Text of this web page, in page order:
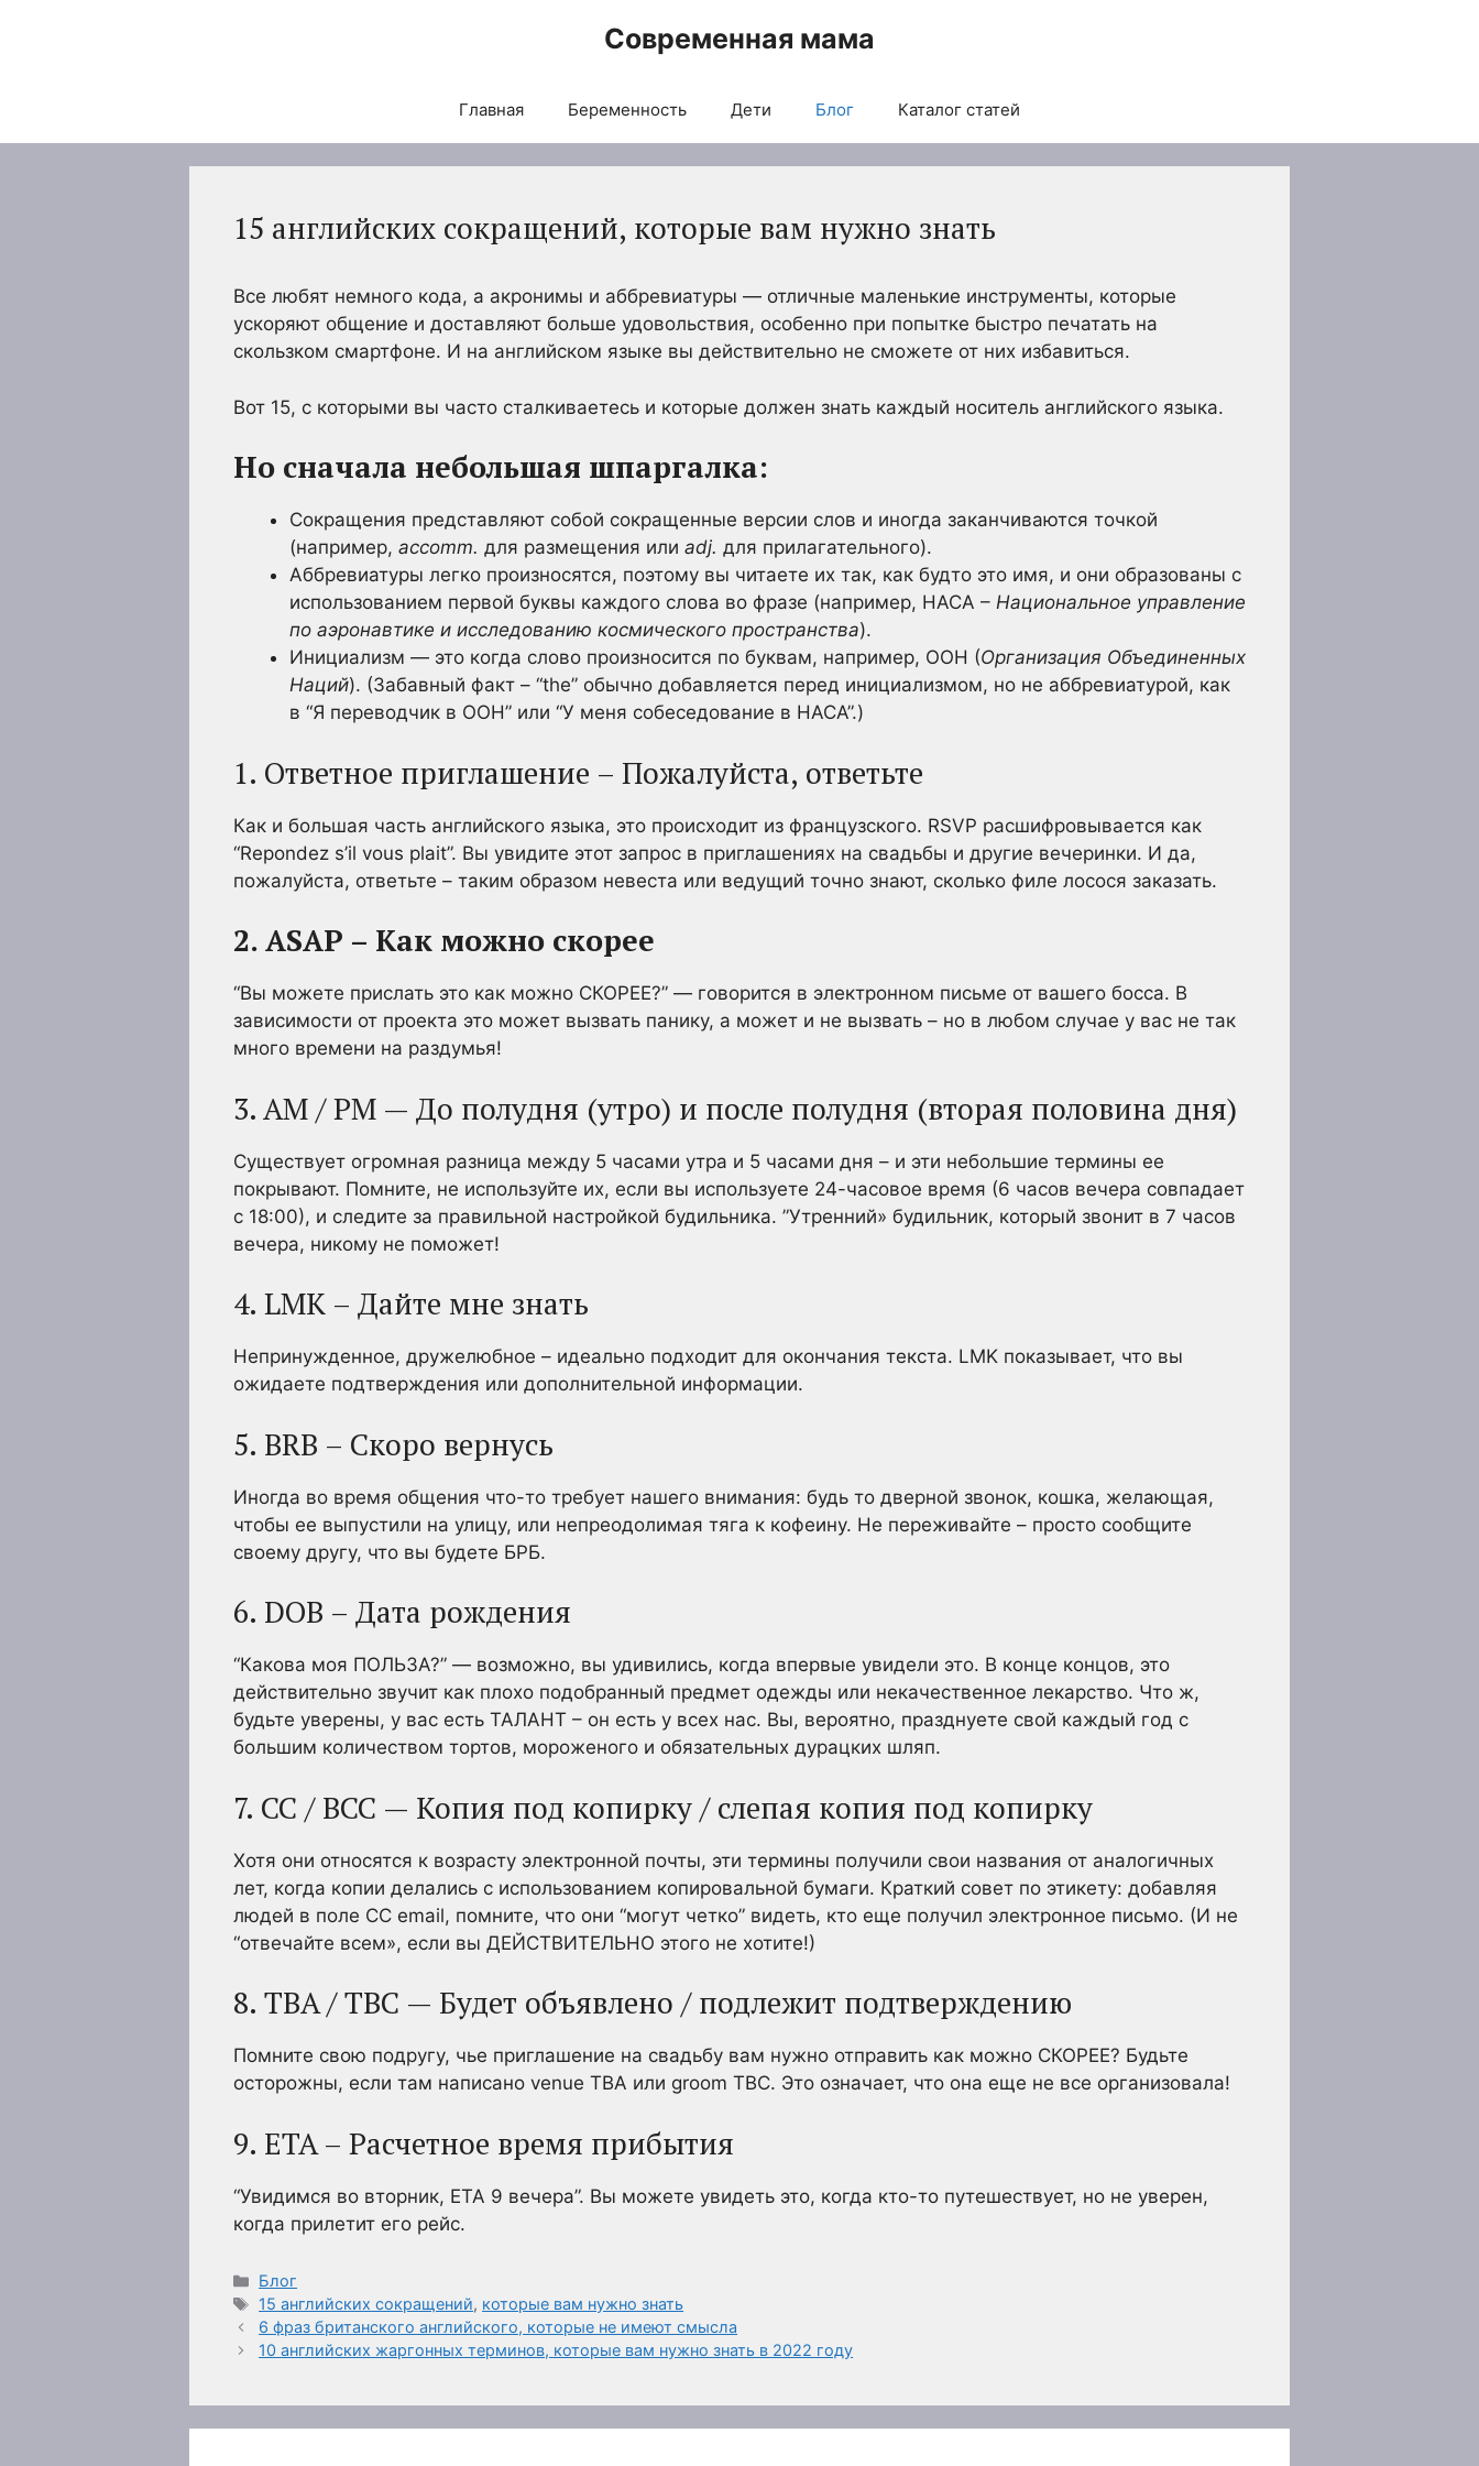
Современная мама
Главная Беременность Дети Блог Каталог статей
15 английских сокращений, которые вам нужно знать
Все любят немного кода, а акронимы и аббревиатуры — отличные маленькие инструменты, которые
ускоряют общение и доставляют больше удовольствия, особенно при попытке быстро печатать на
скользком смартфоне. И на английском языке вы действительно не сможете от них избавиться.
Вот 15, с которыми вы часто сталкиваетесь и которые должен знать каждый носитель английского языка.
Но сначала небольшая шпаргалка:
Сокращения представляют собой сокращенные версии слов и иногда заканчиваются точкой
(например, accomm. для размещения или adj. для прилагательного).
Аббревиатуры легко произносятся, поэтому вы читаете их так, как будто это имя, и они образованы с
использованием первой буквы каждого слова во фразе (например, НАСА – Национальное управление
по аэронавтике и исследованию космического пространства).
Инициализм — это когда слово произносится по буквам, например, ООН (Организация Объединенных
Наций). (Забавный факт – “the” обычно добавляется перед инициализмом, но не аббревиатурой, как
в “Я переводчик в ООН” или “У меня собеседование в НАСА”.)
1. Ответное приглашение – Пожалуйста, ответьте
Как и большая часть английского языка, это происходит из французского. RSVP расшифровывается как
“Repondez s’il vous plait”. Вы увидите этот запрос в приглашениях на свадьбы и другие вечеринки. И да,
пожалуйста, ответьте – таким образом невеста или ведущий точно знают, сколько филе лосося заказать.
2. ASAP – Как можно скорее
“Вы можете прислать это как можно СКОРЕЕ?” — говорится в электронном письме от вашего босса. В
зависимости от проекта это может вызвать панику, а может и не вызвать – но в любом случае у вас не так
много времени на раздумья!
3. AM / PM — До полудня (утро) и после полудня (вторая половина дня)
Существует огромная разница между 5 часами утра и 5 часами дня – и эти небольшие термины ее
покрывают. Помните, не используйте их, если вы используете 24-часовое время (6 часов вечера совпадает
с 18:00), и следите за правильной настройкой будильника. ”Утренний» будильник, который звонит в 7 часов
вечера, никому не поможет!
4. LMK – Дайте мне знать
Непринужденное, дружелюбное – идеально подходит для окончания текста. LMK показывает, что вы
ожидаете подтверждения или дополнительной информации.
5. BRB – Скоро вернусь
Иногда во время общения что-то требует нашего внимания: будь то дверной звонок, кошка, желающая,
чтобы ее выпустили на улицу, или непреодолимая тяга к кофеину. Не переживайте – просто сообщите
своему другу, что вы будете БРБ.
6. DOB – Дата рождения
“Какова моя ПОЛЬЗА?” — возможно, вы удивились, когда впервые увидели это. В конце концов, это
действительно звучит как плохо подобранный предмет одежды или некачественное лекарство. Что ж,
будьте уверены, у вас есть ТАЛАНТ – он есть у всех нас. Вы, вероятно, празднуете свой каждый год с
большим количеством тортов, мороженого и обязательных дурацких шляп.
7. CC / BCC — Копия под копирку / слепая копия под копирку
Хотя они относятся к возрасту электронной почты, эти термины получили свои названия от аналогичных
лет, когда копии делались с использованием копировальной бумаги. Краткий совет по этикету: добавляя
людей в поле CC email, помните, что они “могут четко” видеть, кто еще получил электронное письмо. (И не
“отвечайте всем», если вы ДЕЙСТВИТЕЛЬНО этого не хотите!)
8. TBA / TBC — Будет объявлено / подлежит подтверждению
Помните свою подругу, чье приглашение на свадьбу вам нужно отправить как можно СКОРЕЕ? Будьте
осторожны, если там написано venue TBA или groom TBC. Это означает, что она еще не все организовала!
9. ETA – Расчетное время прибытия
“Увидимся во вторник, ETA 9 вечера”. Вы можете увидеть это, когда кто-то путешествует, но не уверен,
когда прилетит его рейс.
Рубрики
Блог
Метки
15 английских сокращений, которые вам нужно знать
6 фраз британского английского, которые не имеют смысла
10 английских жаргонных терминов, которые вам нужно знать в 2022 году